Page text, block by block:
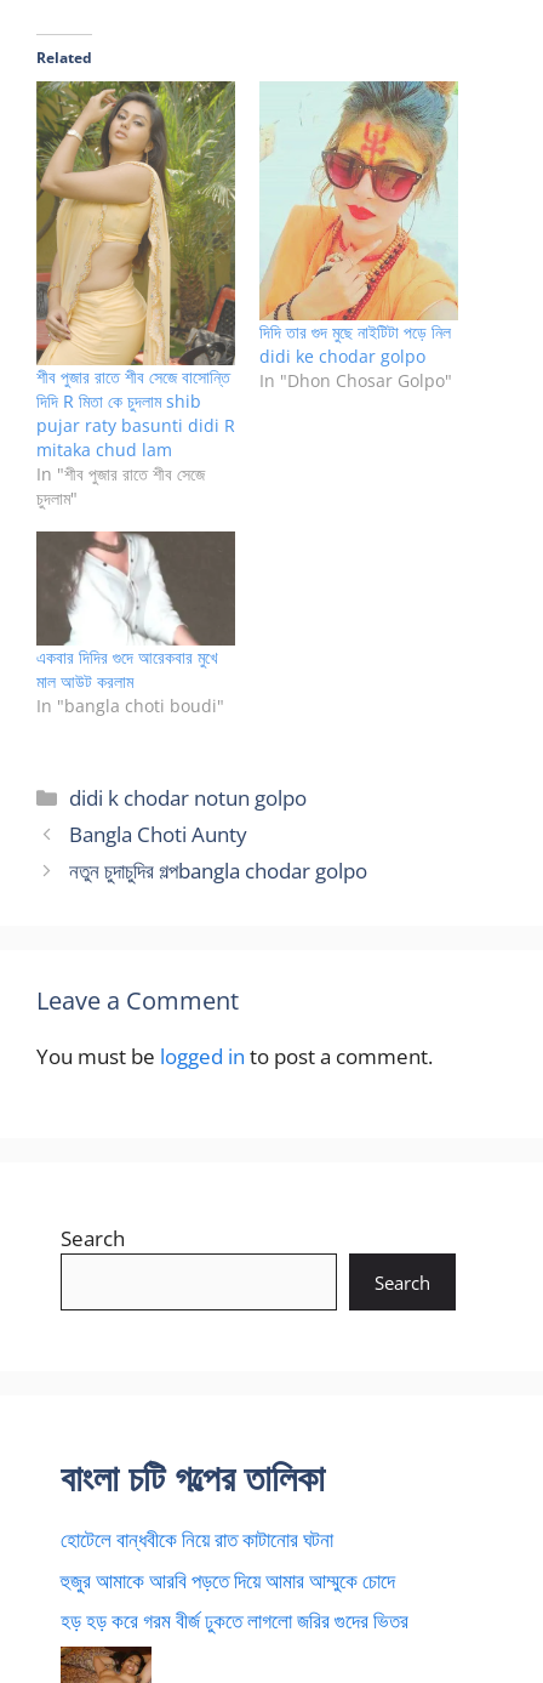
Related
শীব পুজার রাতে শীব সেজে বাসোন্তি
দিদি R মিতা কে চুদলাম shib
pujar raty basunti didi R
mitaka chud lam
In "শীব পুজার রাতে শীব সেজে
চুদলাম"
দিদি তার গুদ মুছে নাইটিটা পড়ে নিল
didi ke chodar golpo
In "Dhon Chosar Golpo"
একবার দিদির গুদে আরেকবার মুখে
মাল আউট করলাম
In "bangla choti boudi"
Categories
didi k chodar notun golpo
Bangla Choti Aunty
নতুন চুদাচুদির গল্পbangla chodar golpo
Leave a Comment
You must be logged in to post a comment.
Search
Search
বাংলা চটি গল্পের তালিকা
হোটেলে বান্ধবীকে নিয়ে রাত কাটানোর ঘটনা
হুজুর আমাকে আরবি পড়তে দিয়ে আমার আম্মুকে চোদে
হড় হড় করে গরম বীর্জ ঢুকতে লাগলো জরির গুদের ভিতর